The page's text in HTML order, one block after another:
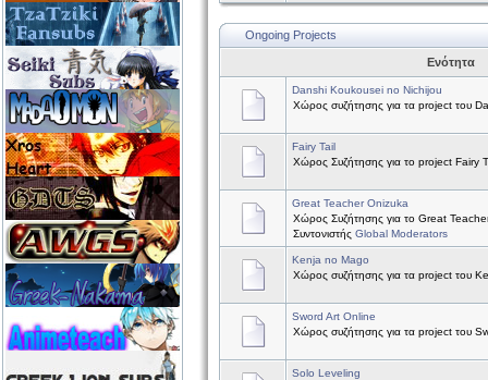
Ongoing Projects
Ενότητα
Danshi Koukousei no Nichijou
Χώρος συζήτησης για τα project του
Fairy Tail
Χώρος Συζήτησης για το project Fairy
Great Teacher Onizuka
Χώρος Συζήτησης για το Great
Συντονιστής Global Moderators
Kenja no Mago
Χώρος συζήτησης για τα project του
Sword Art Online
Χώρος συζήτησης για τα project του
Solo Leveling